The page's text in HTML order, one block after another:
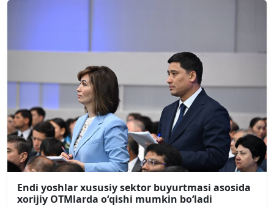
Endi yoshlar xususiy sektor buyurtmasi asosida
xorijiy OTMlarda oʻqishi mumkin boʻladi